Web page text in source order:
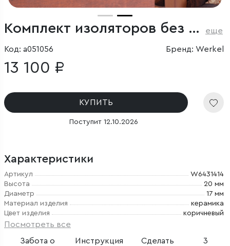
Комплект изоляторов без винта 100 шт. коричневый ретро еще
Код: a051056 Бренд: Werkel
13 100 ₽
КУПИТЬ
Поступит 12.10.2026
Характеристики
Артикул
W6431414
Высота
20 мм
Диаметр
17 мм
Материал изделия
керамика
Цвет изделия
коричневый
Посмотреть все
Забота о
Инструкция
Сделать
3